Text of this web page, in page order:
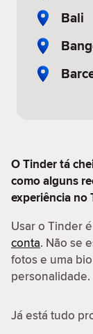
Bali
O Tinder tá
como alguns
experiência no
Usar o Tinder
conta. Não se
fotos e uma
personalidade.
Já está tudo